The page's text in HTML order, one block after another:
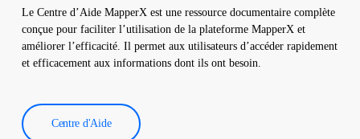
utilisés pour améliorer l’efficacité des centrales solaires et
réduire les coûts d’exploitation.
Le Centre d’Aide MapperX est une ressource documentaire complète
conçue pour faciliter l’utilisation de la plateforme MapperX et
améliorer l’efficacité. Il permet aux utilisateurs d’accéder rapidement
et efficacement aux informations dont ils ont besoin.
Centre d'Aide